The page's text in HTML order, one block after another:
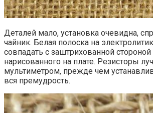
Деталей мало, установка очевидна,
чайник. Белая полоска на
совпадать с заштрихованной стороной
нарисованного на плате. Резисторы
мультиметром, прежде чем
вся премудрость.